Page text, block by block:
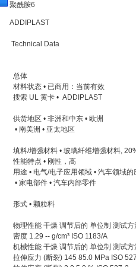
聚酰胺6
ADDIPLAST
Technical Data
总体
材料状态 • 已商用：当前有效
搜索 UL 黄卡 • ADDIPLAST
供货地区 • 非洲和中东 • 欧洲
• 南美洲 • 亚太地区
填料/增强材料 • 玻璃纤维增强材料,
性能特点 • 刚性，高
用途 • 电气/电子应用领域 • 汽车领域
• 家电部件 • 汽车内部零件
形式 • 颗粒料
物理性能 干燥 调节后的 单位制 测试
密度 1.29 -- g/cm³ ISO 1183/A
机械性能 干燥 调节后的 单位制 测试
拉伸应力 (断裂) 145 85.0 MPa ISO